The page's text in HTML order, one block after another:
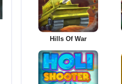
Hills Of War